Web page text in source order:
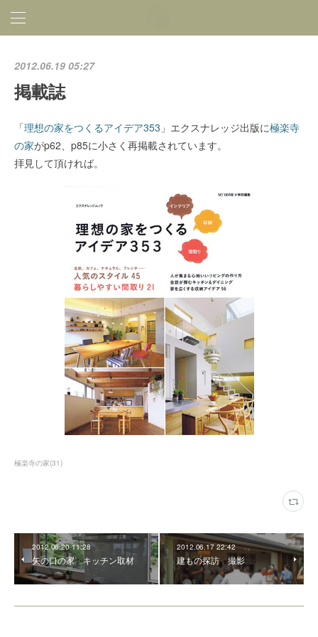
2012.06.19 05:27
掲載誌
「理想の家をつくるアイデア353 」エクスナレッジ出版に極楽寺
の家がp62、p85に小さく再掲載されています。
拝見して頂ければ。
極楽寺の家(31)
2012.06.20 11:28
矢の口の家 キッチン取材
2012.06.17 22:42
建もの探訪 撮影